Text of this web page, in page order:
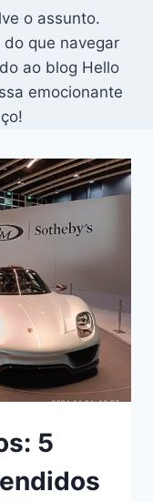
o assunto.
que navegar
ao blog Hello
emocionante
5